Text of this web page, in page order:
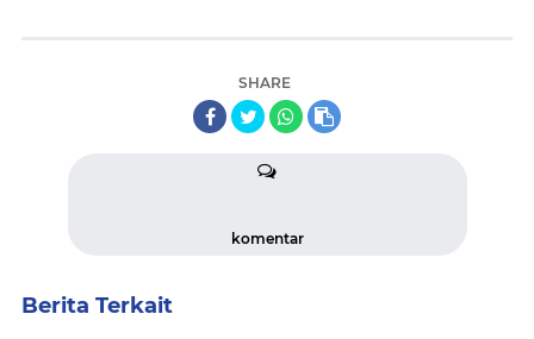
SHARE
komentar
Berita Terkait